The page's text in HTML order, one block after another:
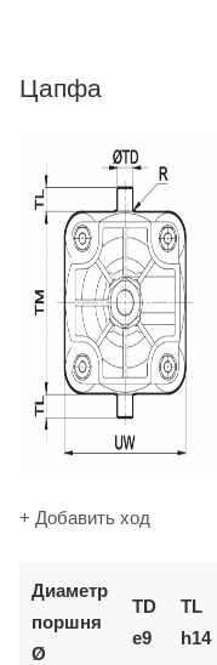
Цапфа
+ Добавить ход
Диаметр
поршня
Ø
TD
e9
TL
h14